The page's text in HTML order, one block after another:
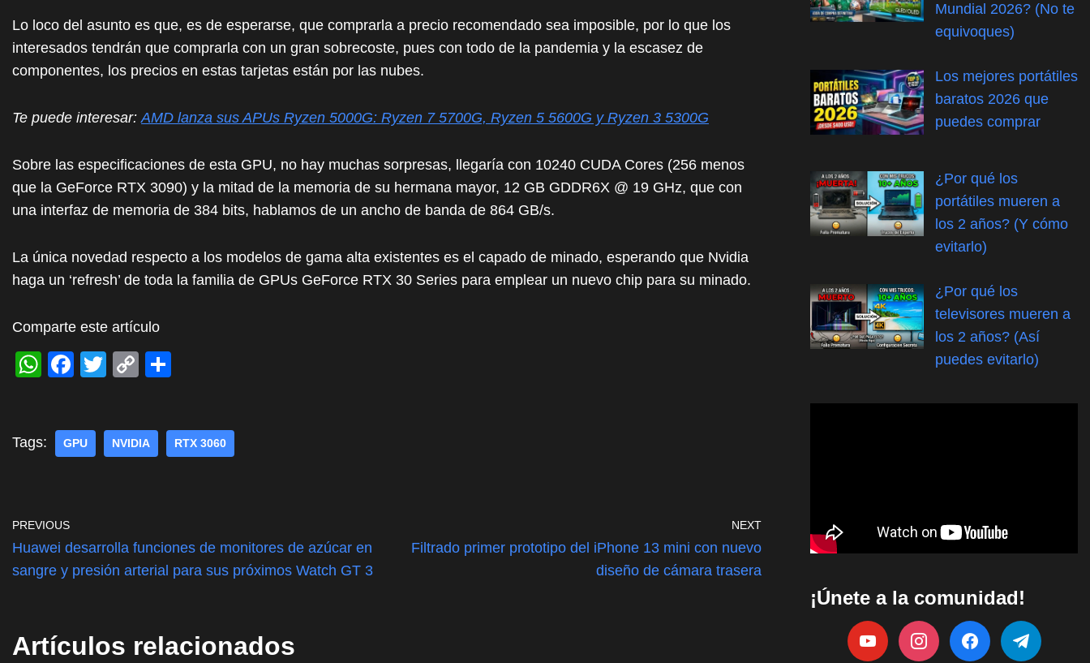
Lo loco del asunto es que, es de esperarse, que comprarla a precio recomendado sea imposible, por lo que los
interesados tendrán que comprarla con un gran sobrecoste, pues con todo de la pandemia y la escasez de
componentes, los precios en estas tarjetas están por las nubes.
Te puede interesar:AMD lanza sus APUs Ryzen 5000G: Ryzen 7 5700G, Ryzen 5 5600G y Ryzen 3 5300G
Sobre las especificaciones de esta GPU, no hay muchas sorpresas, llegaría con 10240 CUDA Cores (256 menos
que la GeForce RTX 3090) y la mitad de la memoria de su hermana mayor, 12 GB GDDR6X @ 19 GHz, que con
una interfaz de memoria de 384 bits, hablamos de un ancho de banda de 864 GB/s.
La única novedad respecto a los modelos de gama alta existentes es el capado de minado, esperando que Nvidia
haga un ‘refresh’ de toda la familia de GPUs GeForce RTX 30 Series para emplear un nuevo chip para su minado.
Comparte este artículo
W
s
p
F
e
k
T
er
C
y
e
Tags: GPU NVIDIA RTX 3060
PREVIOUS
Huawei desarrolla funciones de monitores de azúcar en
sangre y presión arterial para sus próximos Watch GT 3
NEXT
Filtrado primer prototipo del iPhone 13 mini con nuevo
diseño de cámara trasera
Artículos relacionados
Mundial 2026? (No te
equivoques)
Los mejores portátiles
baratos 2026 que
puedes comprar
¿Por qué los
portátiles mueren a
los 2 años? (Y cómo
evitarlo)
¿Por qué los
televisores mueren a
los 2 años? (Así
puedes evitarlo)
¡Únete a la comunidad!